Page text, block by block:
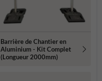
Barrière de Chantier en
Aluminium - Kit Complet
(Longueur 2000mm)